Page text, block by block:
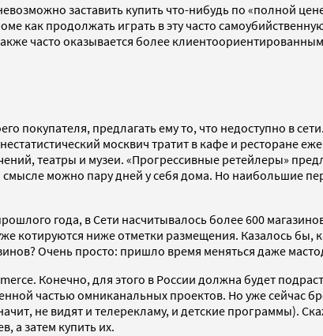
заставить купить что-нибудь по «полной
как продолжать играть в эту часто
часто оказывается более
покупателя, предлагать ему то, что недоступно в
москвич тратит в кафе и ресторане
театры и музеи. «Прогрессивные ретейлеры»
можно пару дней у себя дома. Но наибольшие
года, в Сети насчитывалось более 600
котируются ниже отметки размещения. Казалось
Очень просто: пришло время меняться даже
Конечно, для этого в России должна будет
частью омниканальных проектов. Но уже сейчас
не видят и телерекламу, и детские программы).
а затем купить их.